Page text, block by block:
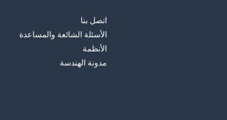
اتصل بنا
الأسئلة الشائعة والمساعدة
الأنظمة
مدونة الهندسة